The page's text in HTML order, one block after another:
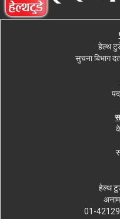
हेल्थ टुडे
सुचना बिभाग
हेल्थ
01-